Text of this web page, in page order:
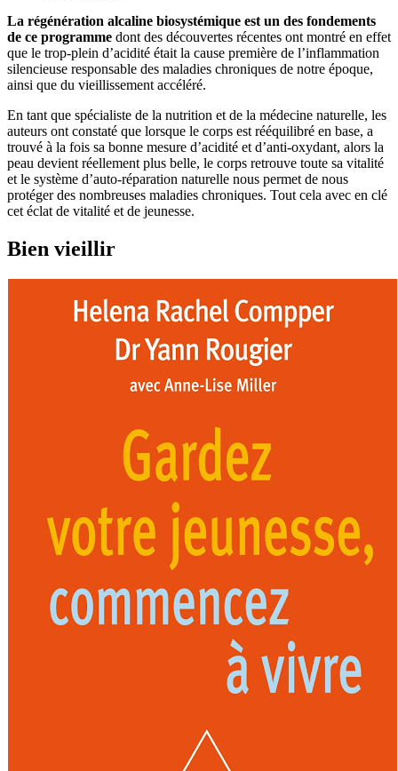
La régénération alcaline biosystémique est un des fondements
de ce programme dont des découvertes récentes ont montré en effet
que le trop-plein d’acidité était la cause première de l’inflammation
silencieuse responsable des maladies chroniques de notre époque,
ainsi que du vieillissement accéléré.
En tant que spécialiste de la nutrition et de la médecine naturelle, les
auteurs ont constaté que lorsque le corps est rééquilibré en base, a
trouvé à la fois sa bonne mesure d’acidité et d’anti-oxydant, alors la
peau devient réellement plus belle, le corps retrouve toute sa vitalité
et le système d’auto-réparation naturelle nous permet de nous
protéger des nombreuses maladies chroniques. Tout cela avec en clé
cet éclat de vitalité et de jeunesse.
Bien vieillir